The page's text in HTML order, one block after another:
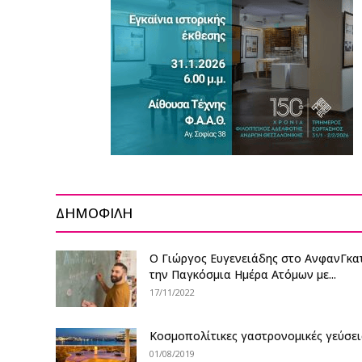
ΔΗΜΟΦΙΛΗ
Ο Γιώργος Ευγενειάδης στο
την Παγκόσμια Ημέρα Ατόμων με...
17/11/2022
Kοσμοπολίτικες γαστρονομικές
01/08/2019